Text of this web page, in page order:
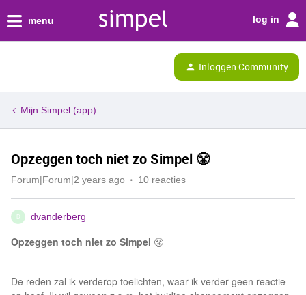
menu log in
Inloggen Community
Mijn Simpel (app)
Opzeggen toch niet zo Simpel 😤
Forum|Forum|2 years ago 10 reacties
D dvanderberg
Opzeggen toch niet zo Simpel 😤
De reden zal ik verderop toelichten, waar ik verder geen reactie